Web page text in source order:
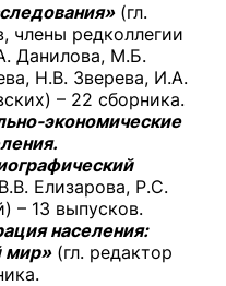
(гл.
члены редколлегии
Данилова, М.Б.
Н.В. Зверева, И.А.
– 22 сборника.
экономические
Елизарова, Р.С.
– 13 выпусков.
населения:
мир»(гл. редактор